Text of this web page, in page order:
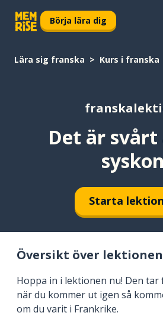
Börja lära dig
Lära sig franska Kurs i franska
Det är
syskon
Starta
Översikt över lektionen
Hoppa in i lektionen nu! Den tar
när du kommer ut igen så
om du varit i Frankrike.